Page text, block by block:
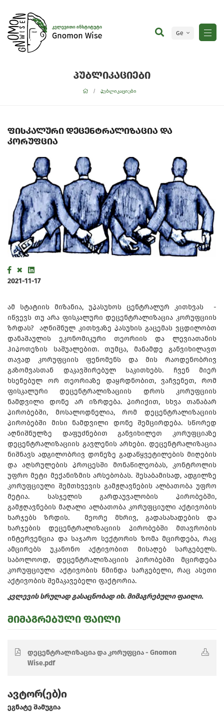
Ge
პუბლიკაციები
პუბლიკაციები
ფისკალური დეცენტრალიზაცია და
კორუფცია
2021-11-17
ამ სტატიის მიზანია, უპასუხოს ცენტრალურ კითხვას -
იწვევს თუ არა ფისკალური დეცენტრალიზაცია კორუფციის
ზრდას? აღნიშნულ კითხვაზე პასუხის გაცემას ვცდილობთ
დანაშაულის ეკონომიკური თეორიის და ლევიათანის
ჰიპოთეზის საშუალებით. თუმცა, მანამდე განვიხილავთ
თავად კორუფციის ფენომენს და მის რაოდენობრივ
გაზომვასთან დაკავშირებულ საკითხებს. ჩვენ მიერ
ხსენებულ ორ თეორიაზე დაყრდნობით, ვაჩვენეთ, რომ
ფისკალური დეცენტრალიზაციის დროს კორუფციის
ნამდვილი დონე არ იზრდება. პირიქით, სხვა თანაბარ
პირობებში, მოსალოდნელია, რომ დეცენტრალიზაციის
პირობებში მისი ნამდვილი დონე შემცირდება. სწორედ
აღნიშნულზე დაფუძნებით განვიხილეთ კორუფციაზე
დეცენტრალიზაციის გავლენის არხები. დეცენტრალიზაცია
ნიშნავს ადგილობრივ დონეზე გადაწყვეტილების მიღების
და აღსრულების პროცესში მონაწილეობას, კონტროლის
უფრო მეტი მექანიზმის არსებობას. შესაბამისად, ადგილზე
კორუფციული შემთხვევის გამჟღავნების ალბათობა უფრო
მეტია. სასჯელის გარდაუვალობის პირობებში,
გამჟღავნების მაღალი ალბათობა კორუფციული აქტივობის
ხარჯებს ზრდის. მეორე მხრივ, გადასახადების და
ხარჯების დეცენტრალიზაციის პირობებში მთავრობის
ინტერვენცია და საჯარო სექტორის ზომა მცირდება, რაც
ამცირებს უკანონო აქტივობით მისაღებ სარგებელს.
საბოლოოდ, დეცენტრალიზაციის პირობებში მცირდება
კორუფციული აქტივობის წმინდა სარგებელი, რაც ასეთი
აქტივობის შემაკავებელი ფაქტორია.
კვლევის სრულად გასაცნობად იხ. მიმაგრებული ფაილი.
მიმაგრებული ფაილი
დეცენტრალიზაცია და კორუფცია - Gnomon
Wise.pdf
ავტორ(ებ)ი
ეგნატე შამუგია